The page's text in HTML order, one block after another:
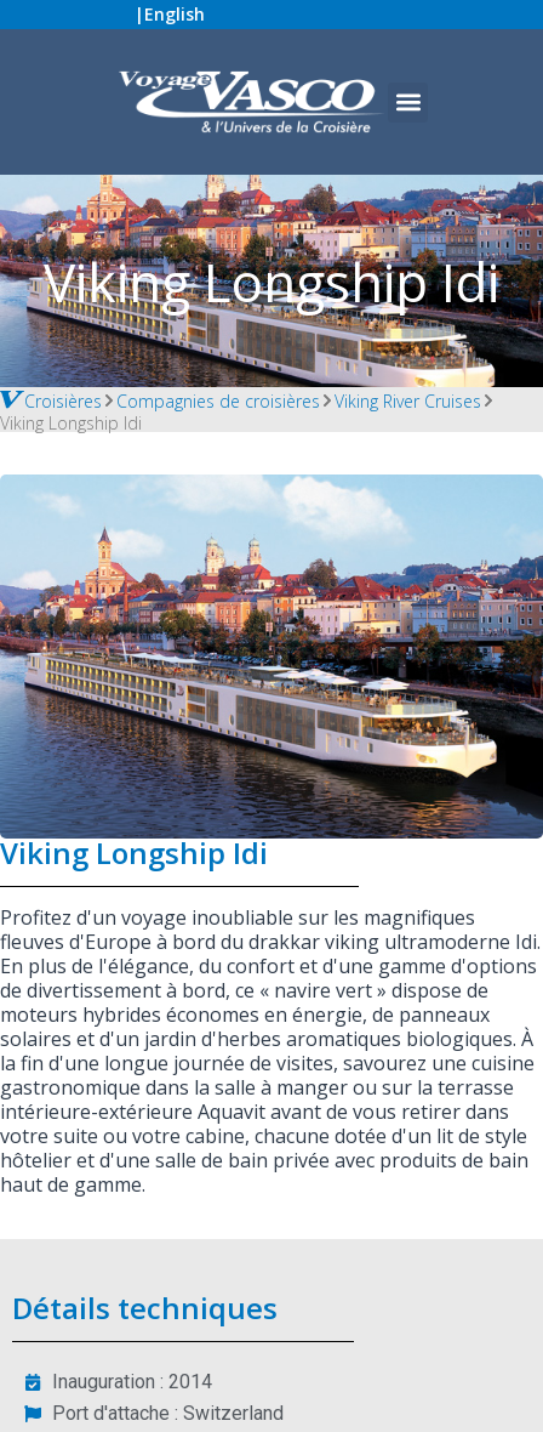
| English
Viking Longship Idi
Croisières Compagnies de croisières
Viking River Cruises
Viking Longship Idi
Viking Longship Idi
Profitez d'un voyage inoubliable sur les magnifiques
fleuves d'Europe à bord du drakkar viking ultramoderne Idi.
En plus de l'élégance, du confort et d'une gamme d'options
de divertissement à bord, ce « navire vert » dispose de
moteurs hybrides économes en énergie, de panneaux
solaires et d'un jardin d'herbes aromatiques biologiques. À
la fin d'une longue journée de visites, savourez une cuisine
gastronomique dans la salle à manger ou sur la terrasse
intérieure-extérieure Aquavit avant de vous retirer dans
votre suite ou votre cabine, chacune dotée d'un lit de style
hôtelier et d'une salle de bain privée avec produits de bain
haut de gamme.
Détails techniques
Inauguration : 2014
Port d'attache : Switzerland